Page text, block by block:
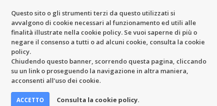
Questo sito o gli strumenti terzi da questo utilizzati si
avvalgono di cookie necessari al funzionamento ed utili alle
finalità illustrate nella cookie policy. Se vuoi saperne di più o
negare il consenso a tutti o ad alcuni cookie, consulta la cookie
policy.
Chiudendo questo banner, scorrendo questa pagina, cliccando
su un link o proseguendo la navigazione in altra maniera,
acconsenti all’uso dei cookie.
Consulta la cookie policy.